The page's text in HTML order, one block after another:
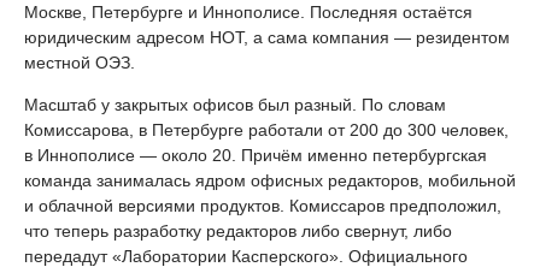
Москве, Петербурге и Иннополисе. Последняя остаётся
юридическим адресом НОТ, а сама компания — резидентом
местной ОЭЗ.
Масштаб у закрытых офисов был разный. По словам
Комиссарова, в Петербурге работали от 200 до 300 человек,
в Иннополисе — около 20. Причём именно петербургская
команда занималась ядром офисных редакторов, мобильной
и облачной версиями продуктов. Комиссаров предположил,
что теперь разработку редакторов либо свернут, либо
передадут «Лаборатории Касперского». Официального